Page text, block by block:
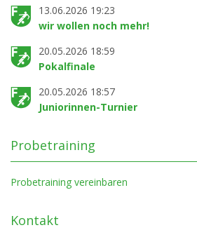
13.06.2026 19:23
wir wollen noch mehr!
20.05.2026 18:59
Pokalfinale
20.05.2026 18:57
Juniorinnen-Turnier
Probetraining
Probetraining vereinbaren
Kontakt